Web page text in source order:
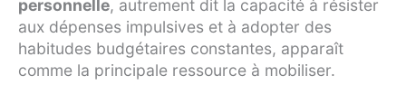
personnelle, autrement dit la capacité à résister
aux dépenses impulsives et à adopter des
habitudes budgétaires constantes, apparaît
comme la principale ressource à mobiliser.